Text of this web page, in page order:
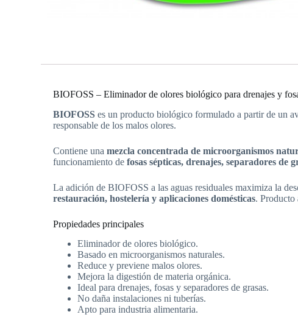
BIOFOSS – Eliminador de olores biológico para drenajes y
BIOFOSS es un producto biológico formulado a partir de un
responsable de los malos olores.
Contiene unamezcla concentrada de microorganismos
funcionamiento defosas sépticas, drenajes, separadores de
La adición de BIOFOSS a las aguas residuales maximiza la
restauración, hostelería y aplicaciones domésticas. Producto
Propiedades principales
Eliminador de olores biológico.
Basado en microorganismos naturales.
Reduce y previene malos olores.
Mejora la digestión de materia orgánica.
Ideal para drenajes, fosas y separadores de grasas.
No daña instalaciones ni tuberías.
Apto para industria alimentaria.